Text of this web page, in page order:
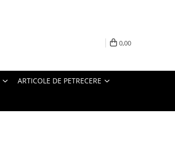
0,00
ARTICOLE DE PETRECERE